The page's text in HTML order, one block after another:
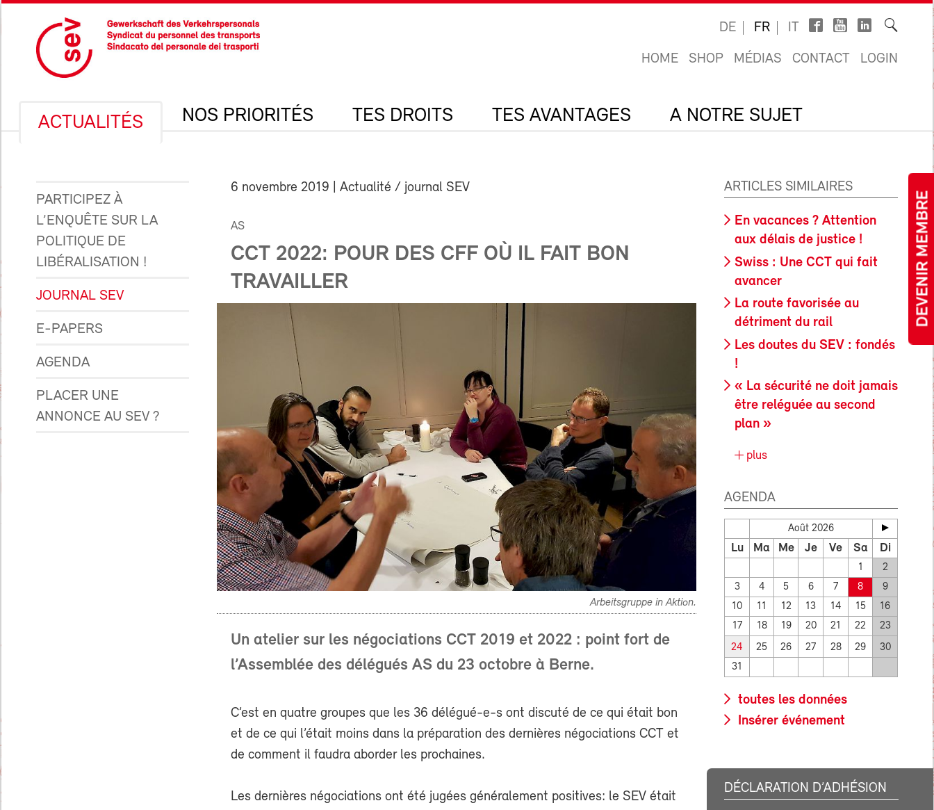
DEVENIR MEMBRE
DE FR IT
HOME SHOP MÉDIAS CONTACT LOGIN
ACTUALITÉS NOS PRIORITÉS TES DROITS TES AVANTAGES A NOTRE SUJET
PARTICIPEZ À
L’ENQUÊTE SUR LA
POLITIQUE DE
LIBÉRALISATION !
JOURNAL SEV
E-PAPERS
AGENDA
PLACER UNE
ANNONCE AU SEV ?
6 novembre 2019 | Actualité / journal SEV
AS
CCT 2022: POUR DES CFF OÙ IL FAIT BON
TRAVAILLER
Arbeitsgruppe in Aktion.
Un atelier sur les négociations CCT 2019 et 2022 : point fort de
l’Assemblée des délégués AS du 23 octobre à Berne.
C’est en quatre groupes que les 36 délégué-e-s ont discuté de ce qui était bon
et de ce qui l’était moins dans la préparation des dernières négociations CCT et
de comment il faudra aborder les prochaines.
Les dernières négociations ont été jugées généralement positives: le SEV était
ARTICLES SIMILAIRES
En vacances ? Attention
aux délais de justice !
Swiss : Une CCT qui fait
avancer
La route favorisée au
détriment du rail
Les doutes du SEV : fondés
!
« La sécurité ne doit jamais
être reléguée au second
plan »
plus
AGENDA
Août 2026
Lu Ma Me Je Ve Sa Di
1
2
3
4 5 6 7 8
9
10
11 12 13 14 15
16
17
18 19 20 21 22 23
24 25 26 27 28 29
30
31
toutes les données
Insérer événement
DÉCLARATION D’ADHÉSION